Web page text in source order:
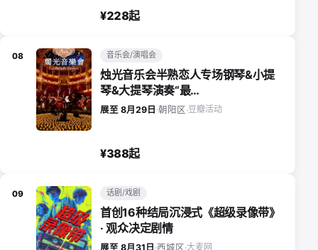
¥228起
08 音乐会/演唱会
烛光音乐会半熟恋人专场钢琴&小提
琴&大提琴演奏“最…
展至 8月29日 ·朝阳区·豆瓣活动
¥388起
09 话剧/戏剧
首创16种结局沉浸式《超级录像带》
· 观众决定剧情
展至 8月31日 ·西城区·大麦网